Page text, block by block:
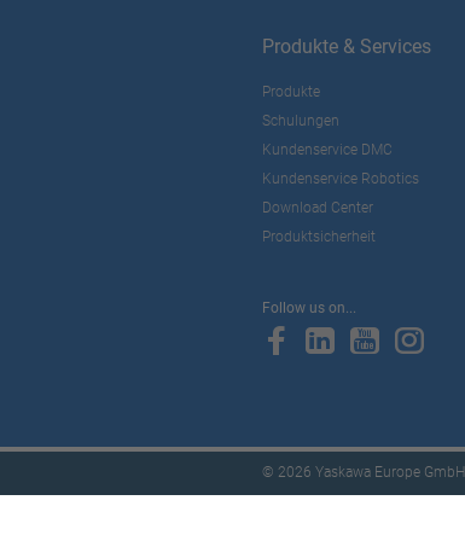
Produkte & Services
Produkte
Schulungen
Kundenservice DMC
Kundenservice Robotics
Download Center
Produktsicherheit
Follow us on...
© 2026 Yaskawa Europe GmbH